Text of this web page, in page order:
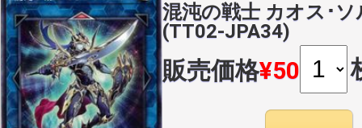
混沌の戦士 カオス･
(TT02-JPA34)
販売価格¥50